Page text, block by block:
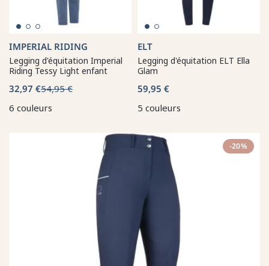
IMPERIAL RIDING
Legging d'équitation Imperial
Riding Tessy Light enfant
32,97 €54,95 €
6 couleurs
ELT
Legging d'équitation ELT Ella
Glam
59,95 €
5 couleurs
-20%